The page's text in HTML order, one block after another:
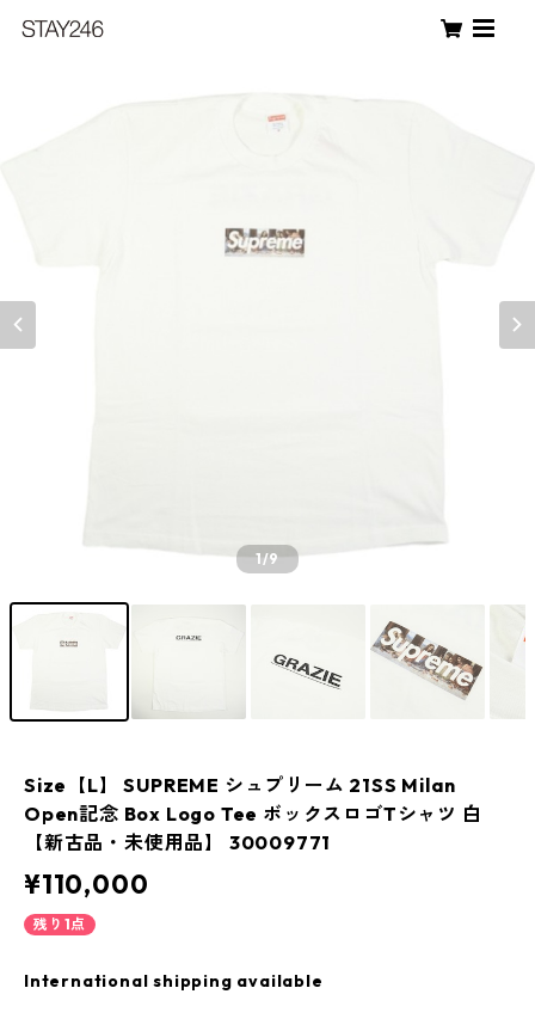
1/9
Size【L】 SUPREME シュプリーム 21SS Milan
Open記念 Box Logo Tee ボックスロゴTシャツ 白
【新古品・未使用品】 30009771
¥110,000
残り1点
International shipping available